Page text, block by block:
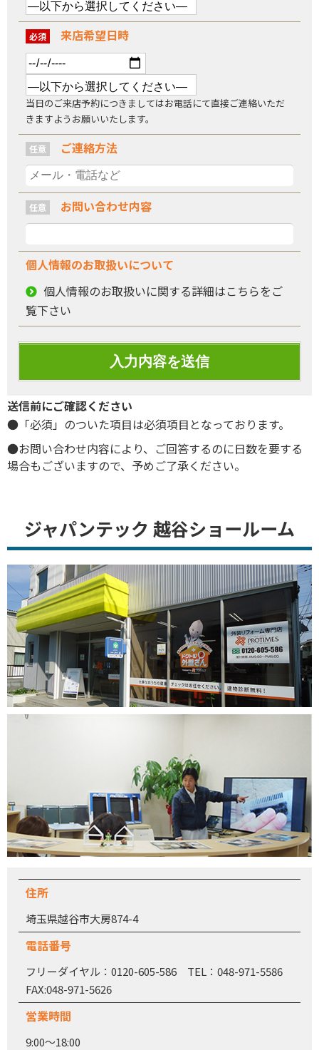
来店希望日時
必須
当日のご来店予約につきましてはお電話にて直接ご連絡いただ
きますようお願いいたします。
ご連絡方法
任意
お問い合わせ内容
任意
個人情報のお取扱いについて
個人情報のお取扱いに関する詳細はこちらをご
覧下さい
送信前にご確認ください
●「必須」のついた項目は必須項目となっております。
●お問い合わせ内容により、ご回答するのに日数を要する
場合もございますので、予めご了承ください。
ジャパンテック 越谷ショールーム
住所
埼玉県越谷市大房874-4
電話番号
フリーダイヤル：0120-605-586 TEL：048-971-5586
FAX:048-971-5626
営業時間
9:00～18:00